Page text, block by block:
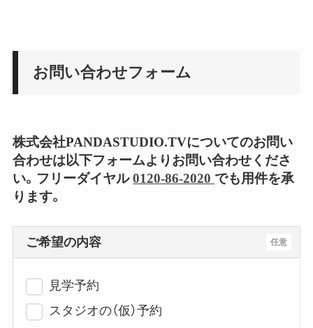
お問い合わせフォーム
株式会社PANDASTUDIO.TVについてのお問い
合わせは以下フォームよりお問い合わせくださ
い。フリーダイヤル0120-86-2020 でも用件を承
ります。
任意
ご希望の内容
見学予約
スタジオの（仮）予約